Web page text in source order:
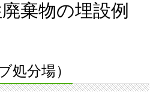
棄物の埋設例
処分場）